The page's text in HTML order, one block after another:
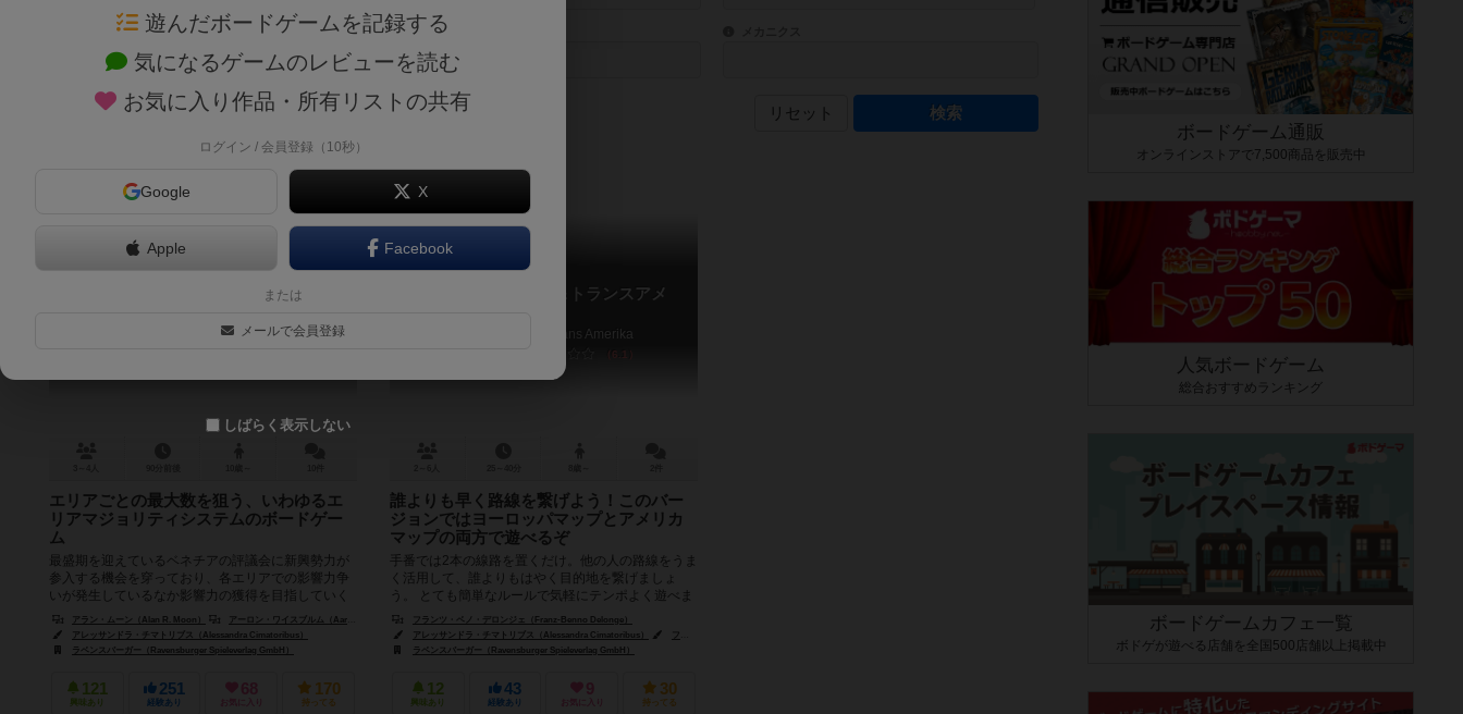
対象年齢を指定します。 世界観や登場人物などモチーフ・ストーリーを指定することができます。直感的にゲームシステムを理解できるよう、中世ファンタジー・クッキング・海賊同士の対決など、ゲームコンセプトを絞
テーマ/フレーバー ゲーム性を構成するコアシステムです。主にボードゲームに慣れている方向けの絞込機能です。例えば「ダイスロール」はランダ
リセット
6.5
エリアごとの最大数を狙う、いわゆるエ
リアマジョリティシステムのボードゲー
ム
最盛期を迎えているベネチアの評議会に新興勢力が
参入する機会を穿っており、各エリアでの影響力争
いが発生しているなか影響力の獲得を目指していく
ボードゲーム。 ３ラウンドが終了し...
アラン・ムーン（Alan R. Moon）
アーロン・ワイスブルム（Aaron Weissblum）
アレッサンドラ・チマトリブス（Alessandra Cimatoribus）
ラベンスバーガー（Ravensburger Spieleverlag GmbH）
121
興味あり
251
経験あり
68
お気に入り
170
持ってる
トランスヨーロッパ＆トランスアメ
Trans Europa & Trans Amerika
6.1
誰よりも早く路線を繋げよう！このバー
ジョンではヨーロッパマップとアメリカ
マップの両方で遊べるぞ
手番では2本の線路を置くだけ。他の人の路線をうま
く活用して、誰よりもはやく目的地を繋げましょ
う。 とても簡単なルールで気軽にテンポよく遊べま
す。 このバージョンではヨーロ...
フランツ・ベノ・デロンジェ（Franz-Benno Delonge）
アレッサンドラ・チマトリブス（Alessandra Cimatoribus）
フランツ・フォーヴィンケル（Franz Vohwinkel）
ラベンスバーガー（Ravensburger Spieleverlag GmbH）
12
興味あり
43
経験あり
9
お気に入り
30
持ってる
ボードゲーム通販
オンラインストアで7,500商品を販売中
人気ボードゲーム
総合おすすめランキング
ボードゲームカフェ一覧
ボドゲが遊べる店舗を全国500店舗以上掲載中
遊んだボードゲームを記録する
気になるゲームのレビューを読む
お気に入り作品・所有リストの共有
ログイン / 会員登録（10秒）
Google X
Apple Facebook
または
メールで会員登録
しばらく表示しない